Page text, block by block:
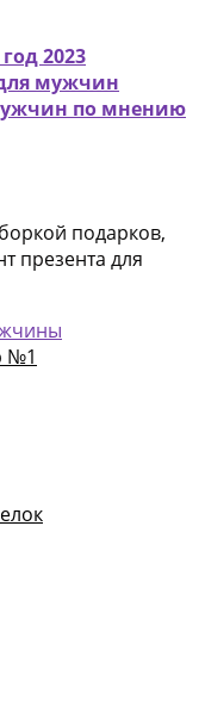
2023
мужчин
по мнению
подарков,
презента для
№1